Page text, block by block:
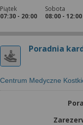
Piątek
07:30 - 20:00
Sobota
08:00 - 12:00
Poradnia
Centrum Medyczne